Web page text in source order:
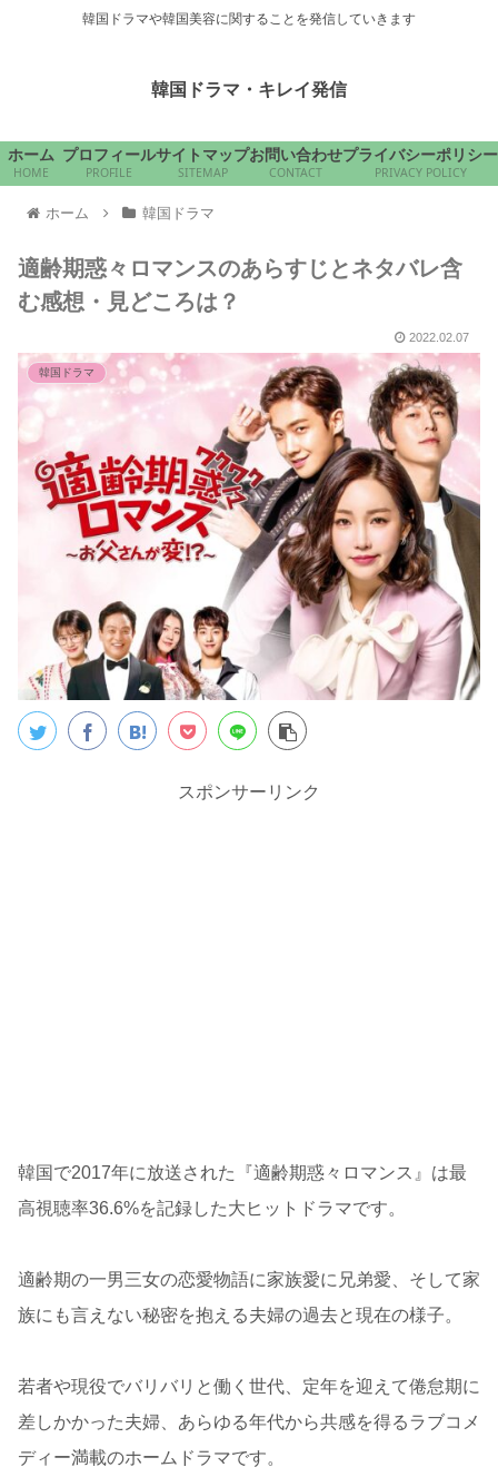
韓国ドラマや韓国美容に関することを発信していきます
韓国ドラマ・キレイ発信
ホーム
HOME
プロフィール
PROFILE
サイトマップ
SITEMAP
お問い合わせ
CONTACT
プライバシーポリシー
PRIVACY POLICY
ホーム 韓国ドラマ
適齢期惑々ロマンスのあらすじとネタバレ含
む感想・見どころは？
2022.02.07
韓国ドラマ
スポンサーリンク
韓国で2017年に放送された『適齢期惑々ロマンス』は最
高視聴率36.6%を記録した大ヒットドラマです。
適齢期の一男三女の恋愛物語に家族愛に兄弟愛、そして家
族にも言えない秘密を抱える夫婦の過去と現在の様子。
若者や現役でバリバリと働く世代、定年を迎えて倦怠期に
差しかかった夫婦、あらゆる年代から共感を得るラブコメ
ディー満載のホームドラマです。